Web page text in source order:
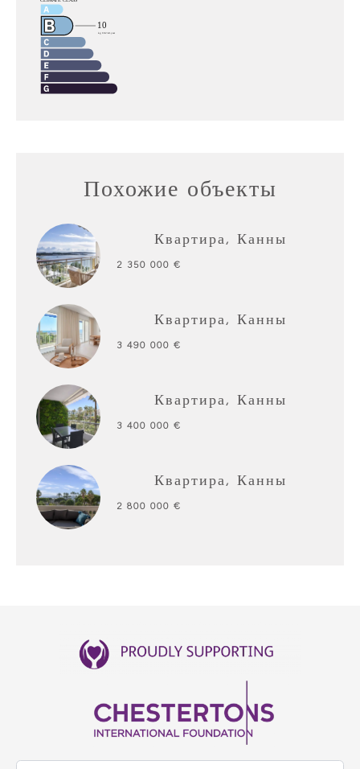
Похожие объекты
Квартира, Канны
2 350 000 €
Квартира, Канны
3 490 000 €
Квартира, Канны
3 400 000 €
Квартира, Канны
2 800 000 €